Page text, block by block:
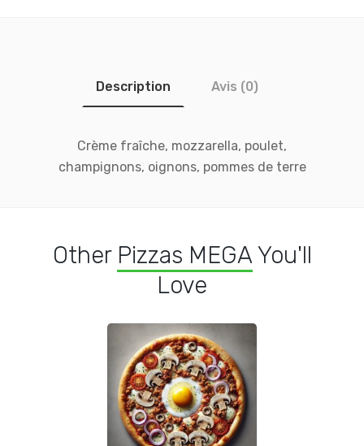
Description Avis (0)
Crème fraîche, mozzarella, poulet,
champignons, oignons, pommes de terre
Other Pizzas MEGA You'll
Love